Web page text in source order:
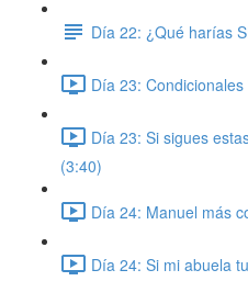
Día 22: ¿Qué harías
Día 23:
Día 23: Si sigues
(3:40)
Día 24: Manuel más
Día 24: Si mi abuela